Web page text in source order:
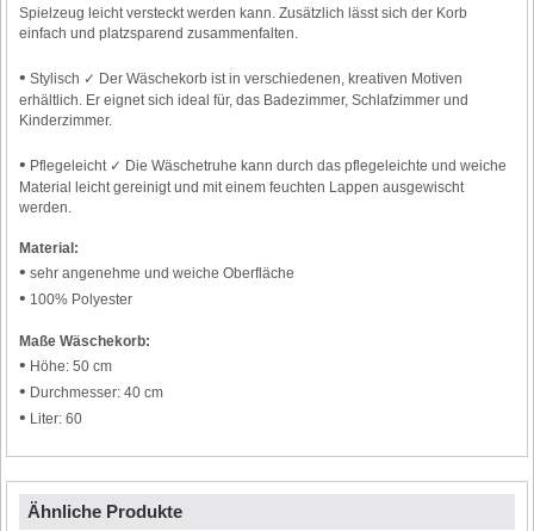
Spielzeug leicht versteckt werden kann. Zusätzlich lässt sich der Korb
einfach und platzsparend zusammenfalten.
• Stylisch ✓ Der Wäschekorb ist in verschiedenen, kreativen Motiven
erhältlich. Er eignet sich ideal für, das Badezimmer, Schlafzimmer und
Kinderzimmer.
• Pflegeleicht ✓ Die Wäschetruhe kann durch das pflegeleichte und weiche
Material leicht gereinigt und mit einem feuchten Lappen ausgewischt
werden.
Material:
• sehr angenehme und weiche Oberfläche
• 100% Polyester
Maße Wäschekorb:
• Höhe: 50 cm
• Durchmesser: 40 cm
• Liter: 60
Ähnliche Produkte